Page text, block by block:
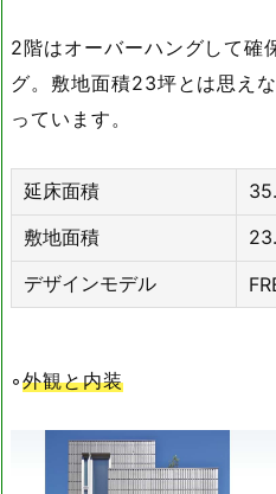
2階はオーバーハングして確
グ。敷地面積23坪とは思え
っています。
延床面積
敷地面積
デザインモデル
◦外観と内装